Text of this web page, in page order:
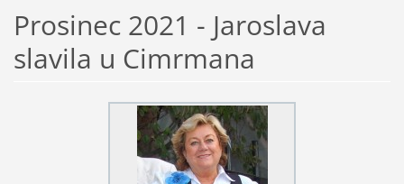
Prosinec 2021 - Jaroslava
slavila u Cimrmana